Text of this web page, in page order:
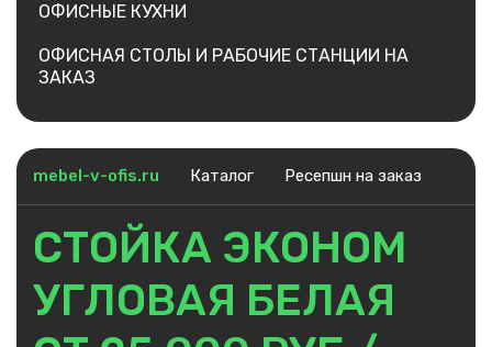
ОФИСНЫЕ КУХНИ
ОФИСНАЯ СТОЛЫ И РАБОЧИЕ СТАНЦИИ НА
ЗАКАЗ
mebel-v-ofis.ru Каталог Ресепшн на заказ
СТОЙКА ЭКОНОМ
УГЛОВАЯ БЕЛАЯ